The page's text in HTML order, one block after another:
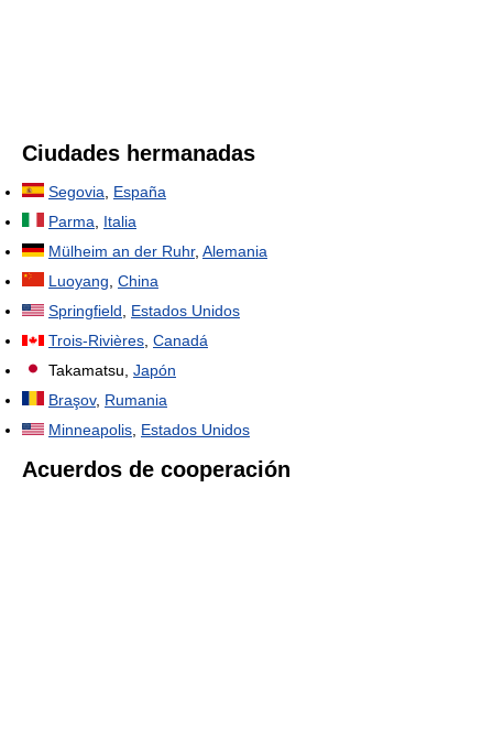
Ciudades hermanadas
Segovia
España
Parma
Italia
Mülheim an der Ruhr, Alemania
Luoyang China
Springfield
Estados Unidos
Trois-Rivières Canadá
Takamatsu, Japón
Braşov, Rumania
Minneapolis Estados Unidos
Acuerdos de cooperación